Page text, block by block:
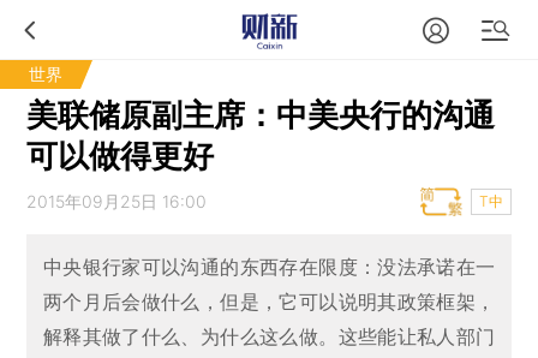
世界
美联储原副主席：中美央行的沟通
可以做得更好
2015年09月25日 16:00 T中
中央银行家可以沟通的东西存在限度：没法承诺在一
两个月后会做什么，但是，它可以说明其政策框架，
解释其做了什么、为什么这么做。这些能让私人部门